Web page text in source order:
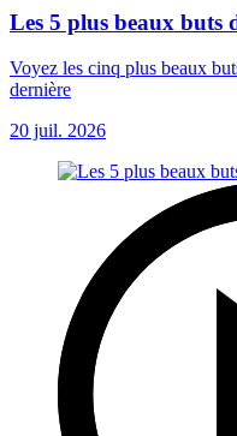
Les 5 plus beaux buts
Voyez les cinq plus beaux
dernière
20 juil. 2026